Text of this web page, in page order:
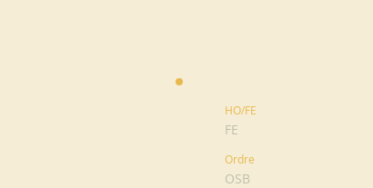
HO/FE
FE
Ordre
OSB